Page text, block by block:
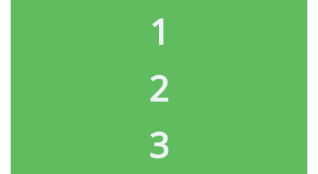
1
2
3